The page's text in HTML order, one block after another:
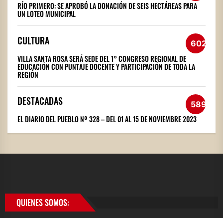
RÍO PRIMERO: SE APROBÓ LA DONACIÓN DE SEIS HECTÁREAS PARA
UN LOTEO MUNICIPAL
CULTURA 602
VILLA SANTA ROSA SERÁ SEDE DEL 1° CONGRESO REGIONAL DE
EDUCACIÓN CON PUNTAJE DOCENTE Y PARTICIPACIÓN DE TODA LA
REGIÓN
DESTACADAS 589
EL DIARIO DEL PUEBLO Nº 328 – DEL 01 AL 15 DE NOVIEMBRE 2023
QUIENES SOMOS: